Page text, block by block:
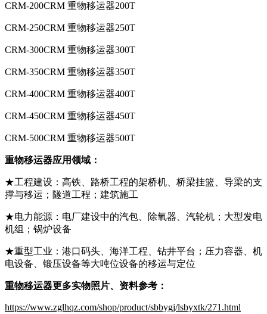
CRM-200CRM 重物移运器200T
CRM-250CRM 重物移运器250T
CRM-300CRM 重物移运器300T
CRM-350CRM 重物移运器350T
CRM-400CRM 重物移运器400T
CRM-450CRM 重物移运器450T
CRM-500CRM 重物移运器500T
重物移运器应用领域：
★工程建设：高铁、路桥工程的架桥机、桥梁挂篮、导梁的支
撑与移运；隧道工程；建筑施工
★电力能源：电厂建设中的汽包、除氧器、汽轮机；大型发电
机组；锅炉设备
★重型工业：港口码头、海洋工程、钻井平台；压力容器、机
电设备、锻压设备等大吨位设备的移运与定位
重物移运器更多实物照片、资料参考：
https://www.zglhqz.com/shop/product/sbbygj/lsbyxtk/271.html